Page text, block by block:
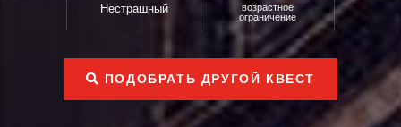
Нестрашный
возрастное
ограничение
ПОДОБРАТЬ ДРУГОЙ КВЕСТ